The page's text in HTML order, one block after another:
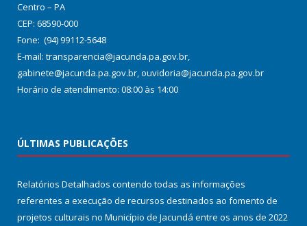
Centro – PA
CEP: 68590-000
Fone: (94) 99112-5648
E-mail: transparencia@jacunda.pa.gov.br,
gabinete@jacunda.pa.gov.br, ouvidoria@jacunda.pa.gov.br
Horário de atendimento: 08:00 às 14:00
ÚLTIMAS PUBLICAÇÕES
Relatórios Detalhados contendo todas as informações
referentes a execução de recursos destinados ao fomento de
projetos culturais no Município de Jacundá entre os anos de 2022